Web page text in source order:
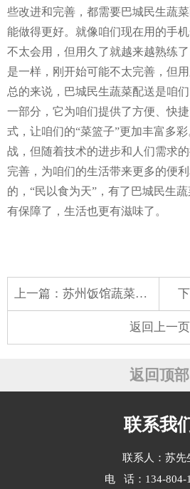
些改进和完善，都需要巴城民生蔬
能做得更好。就像咱们现在用的手
不太会用，但用久了就越来越熟练
是一样，刚开始可能不太完善，但用
总的来说，巴城民生蔬菜配送是咱
一部分，它为咱们提供了方便、快
式，让咱们的“菜篮子”更加丰富多
战，但随着技术的进步和人们需求
完善，为咱们的生活带来更多的便
的，“民以食为天”，有了巴城民生
有保障了，生活也更有滋味了。
上一篇： 苏州饭馆蔬菜配送店
返回上一页
返回顶部
联系我
联系人：苏先
电 话：134-804-